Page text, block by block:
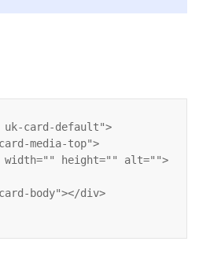
uk-card-default">
media-top">
height="" alt="">
body"></div>